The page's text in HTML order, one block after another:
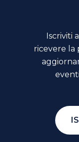
Iscriviti
ricevere la